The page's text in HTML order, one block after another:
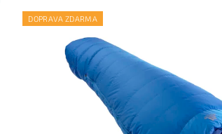
DOPRAVA ZDARMA